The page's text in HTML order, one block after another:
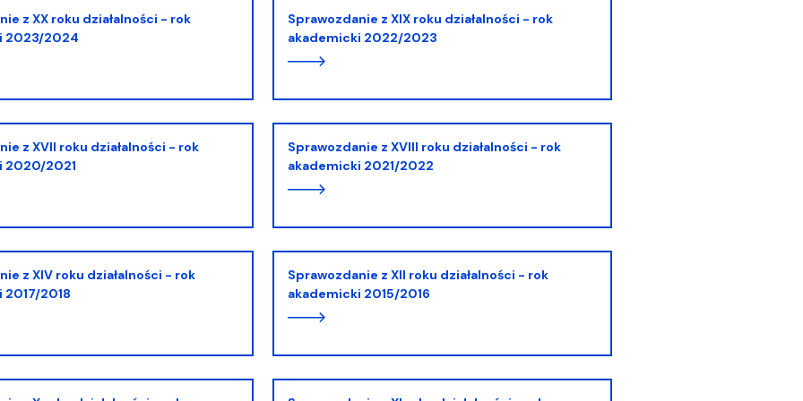
2023/2024
Sprawozdanie z XIX roku działalności - rok
akademicki 2022/2023
2020/2021
Sprawozdanie z XVIII roku działalności - rok
akademicki 2021/2022
2018
Sprawozdanie z XII roku działalności - rok
akademicki 2015/2016